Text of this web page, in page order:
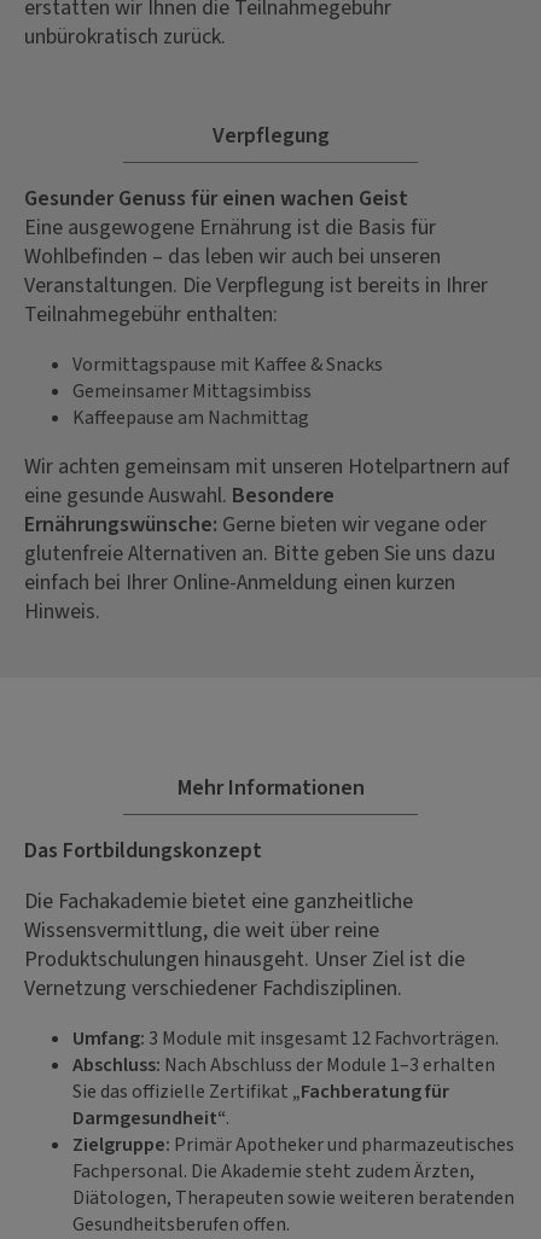
erstatten wir Ihnen die Teilnahmegebühr
unbürokratisch zurück.
Verpflegung
Gesunder Genuss für einen wachen Geist
Eine ausgewogene Ernährung ist die Basis für
Wohlbefinden – das leben wir auch bei unseren
Veranstaltungen. Die Verpflegung ist bereits in Ihrer
Teilnahmegebühr enthalten:
Vormittagspause mit Kaffee & Snacks
Gemeinsamer Mittagsimbiss
Kaffeepause am Nachmittag
Wir achten gemeinsam mit unseren Hotelpartnern auf
eine gesunde Auswahl. Besondere
Ernährungswünsche: Gerne bieten wir vegane oder
glutenfreie Alternativen an. Bitte geben Sie uns dazu
einfach bei Ihrer Online-Anmeldung einen kurzen
Hinweis.
Mehr Informationen
Das Fortbildungskonzept
Die Fachakademie bietet eine ganzheitliche
Wissensvermittlung, die weit über reine
Produktschulungen hinausgeht. Unser Ziel ist die
Vernetzung verschiedener Fachdisziplinen.
Umfang: 3 Module mit insgesamt 12 Fachvorträgen.
Abschluss: Nach Abschluss der Module 1–3 erhalten
Sie das offizielle Zertifikat „Fachberatung für
Darmgesundheit“.
Zielgruppe: Primär Apotheker und pharmazeutisches
Fachpersonal. Die Akademie steht zudem Ärzten,
Diätologen, Therapeuten sowie weiteren beratenden
Gesundheitsberufen offen.